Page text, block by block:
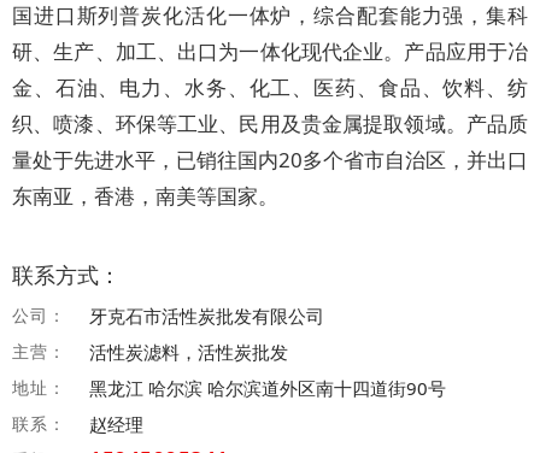
国进口斯列普炭化活化一体炉，综合配套能力强，集科
研、生产、加工、出口为一体化现代企业。产品应用于冶
金、石油、电力、水务、化工、医药、食品、饮料、纺
织、喷漆、环保等工业、民用及贵金属提取领域。产品质
量处于先进水平，已销往国内20多个省市自治区，并出口
东南亚，香港，南美等国家。
联系方式：
公司： 牙克石市活性炭批发有限公司
主营： 活性炭滤料，活性炭批发
地址： 黑龙江 哈尔滨 哈尔滨道外区南十四道街90号
联系： 赵经理